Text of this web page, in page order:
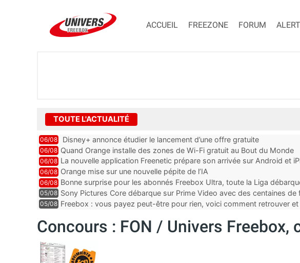
ACCUEIL FREEZONE FORUM
TOUTE L'ACTUALITÉ
06/08 Disney+ annonce étudier le lancement d’une offre gratuite
06/08 Quand Orange installe des zones de Wi-Fi gratuit au Bout du Monde
06/08 La nouvelle application Freenetic prépare son arrivée sur Android et
abonnés Freebox, testez la
06/08 Orange mise sur une nouvelle pépite de l’IA
06/08 Bonne surprise pour les abonnés Freebox Ultra, toute la Liga
inclus
05/08 Sony Pictures Core débarque sur Prime Video avec des centaines
05/08 Freebox : vous payez peut-être pour rien, voici comment retrouver
Concours : FON / Univers Freebox,